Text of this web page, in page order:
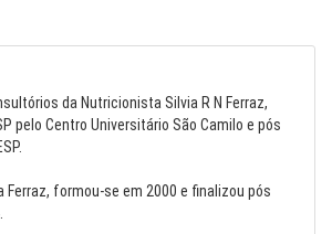
da Nutricionista Silvia R N Ferraz,
pelo Centro Universitário São Camilo e pós
Ferraz, formou-se em 2000 e finalizou pós